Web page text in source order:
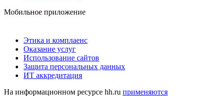
Мобильное приложение
Этика и комплаенс
Оказание услуг
Использование сайтов
Защита персональных данных
ИТ аккредитация
На информационном ресурсе hh.ru применяются